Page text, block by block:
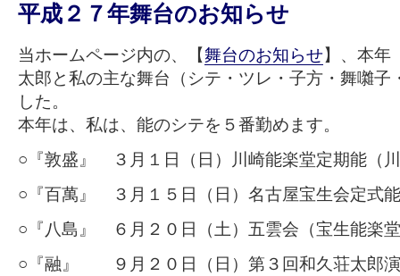
平成２７年舞台のお知らせ
当ホームページ内の、【舞台のお知らせ】、本年
太郎と私の主な舞台（シテ・ツレ・子方・舞囃子
した。
本年は、私は、能のシテを５番勤めます。
○『敦盛』 ３月１日（日）川崎能楽堂定期能（
○『百萬』 ３月１５日（日）名古屋宝生会定式
○『八島』 ６月２０日（土）五雲会（宝生能楽
○『融』 ９月２０日（日）第３回和久荘太郎演